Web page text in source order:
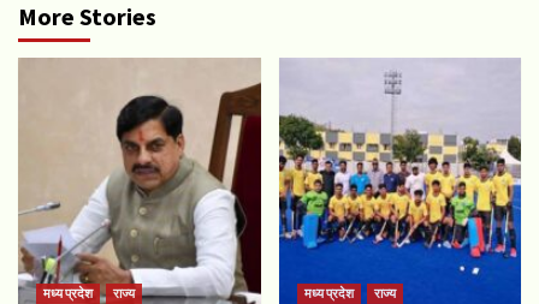
More Stories
मध्य प्रदेश राज्य मध्य प्रदेश राज्य